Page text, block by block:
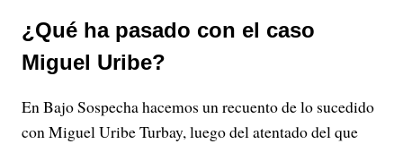
¿Qué ha pasado con el caso
Miguel Uribe?
En Bajo Sospecha hacemos un recuento de lo sucedido
con Miguel Uribe Turbay, luego del atentado del que